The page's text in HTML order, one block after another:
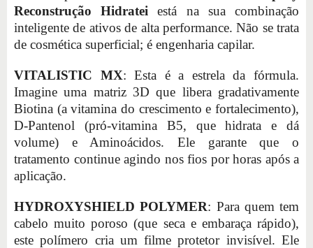
Reconstrução Hidratei está na sua combinação
inteligente de ativos de alta performance. Não se trata
de cosmética superficial; é engenharia capilar.
VITALISTIC MX: Esta é a estrela da fórmula.
Imagine uma matriz 3D que libera gradativamente
Biotina (a vitamina do crescimento e fortalecimento),
D-Pantenol (pró-vitamina B5, que hidrata e dá
volume) e Aminoácidos. Ele garante que o
tratamento continue agindo nos fios por horas após a
aplicação.
HYDROXYSHIELD POLYMER: Para quem tem
cabelo muito poroso (que seca e embaraça rápido),
este polímero cria um filme protetor invisível. Ele